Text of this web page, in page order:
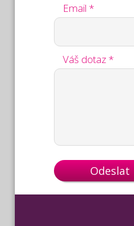
Email *
Váš dotaz *
Odeslat